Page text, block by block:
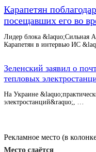
Карапетян
посещавших его во
Лидер блока &laquo;Сильная
Карапетян в интервью ИС
Зеленский заявил о
тепловых
На Украине
электростанций&raquo;, …
Рекламное место (в
Место сдаётся